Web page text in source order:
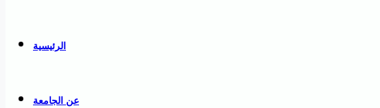
الرئيسية
عن الجامعة